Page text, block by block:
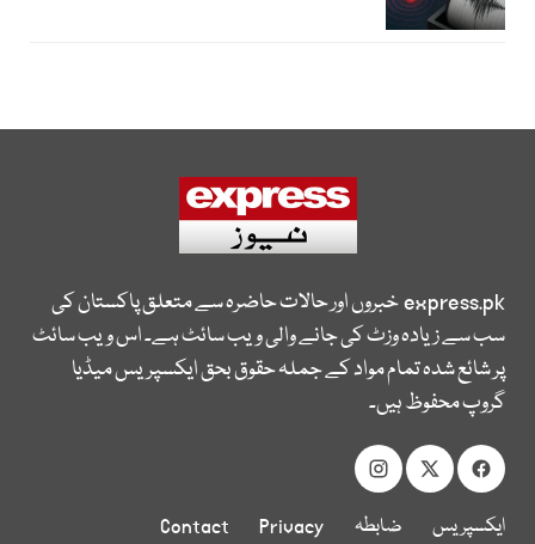
express.pkخبروں اور حالات حاضرہ سے متعلق پاکستان کی
سب سے زیادہ وزٹ کی جانے والی ویب سائٹ ہے۔ اس ویب سائٹ
پر شائع شدہ تمام مواد کے جملہ حقوق بحق ایکسپریس میڈیا
گروپ محفوظ ہیں۔
ایکسپریس
ضابطہ
Privacy
Contact